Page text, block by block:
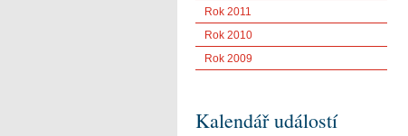
Rok 2011
Rok 2010
Rok 2009
Kalendář událostí